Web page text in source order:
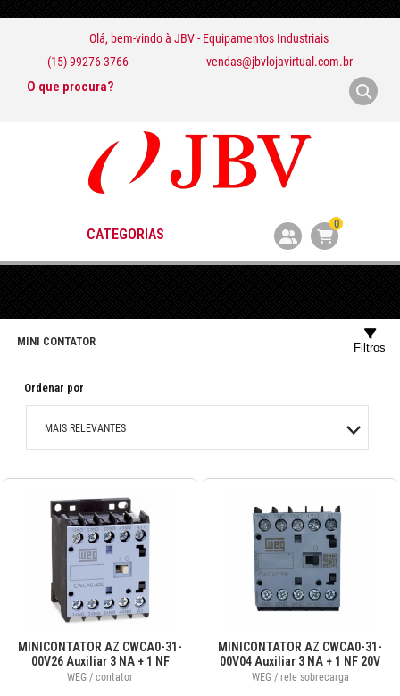
Olá, bem-vindo à JBV - Equipamentos Industriais
(15) 99276-3766
vendas@jbvlojavirtual.com.br
CATEGORIAS
0
MINI CONTATOR
Ordenar por
MAIS RELEVANTES
MENOR PREÇO
MAIOR PREÇO
A - Z
Filtros
MINICONTATOR AZ CWCA0-31-
00V26 Auxiliar 3 NA + 1 NF
190V 50Hz/220V 60Hz
WEG / contator
MINICONTATOR AZ CWCA0-31-
00V04 Auxiliar 3 NA + 1 NF 20V
50Hz/24V 60Hz 12486808
WEG / rele sobrecarga